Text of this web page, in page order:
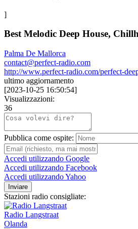
]
Best Melodic Deep House,
Palma De Mallorca
contact@perfect-radio.com
http://www.perfect-radio.com/perfect-
ultimo aggiornamento
[2023-10-25 16:50:54]
Visualizzazioni:
36
Pubblica come ospite:
Accedi utilizzando Google
Accedi utilizzando Facebook
Accedi utilizzando Yahoo
Inviare
Stazioni radio consigliate:
Radio Langstraat
Olanda